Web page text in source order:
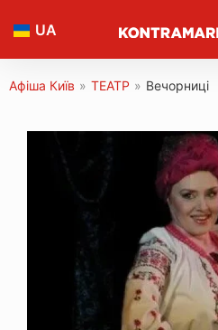
UA
Афіша Київ » ТЕАТР » Вечорниці